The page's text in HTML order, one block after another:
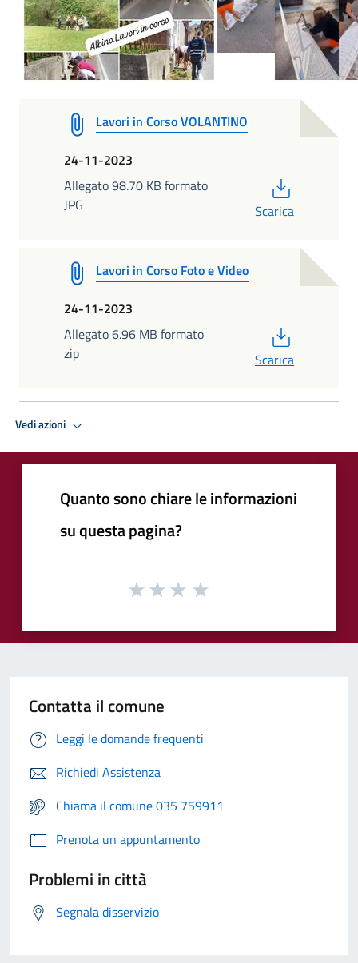
Lavori in Corso VOLANTINO
24-11-2023
Allegato 98.70 KB formato
JPG
Scarica
Lavori in Corso Foto e Video
24-11-2023
Allegato 6.96 MB formato
zip
Scarica
Vedi azioni
Quanto sono chiare le informazioni
su questa pagina?
Contatta il comune
Leggi le domande frequenti
Richiedi Assistenza
Chiama il comune 035 759911
Prenota un appuntamento
Problemi in città
Segnala disservizio